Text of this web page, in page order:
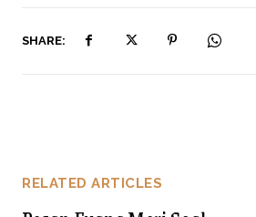
SHARE:
RELATED ARTICLES